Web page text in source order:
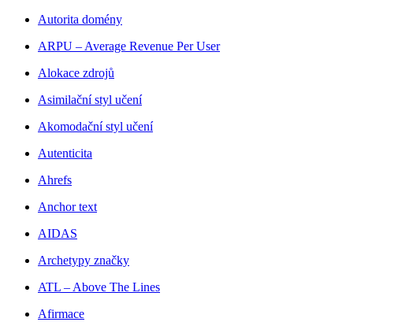
Autorita domény
ARPU – Average Revenue Per User
Alokace zdrojů
Asimilační styl učení
Akomodační styl učení
Autenticita
Ahrefs
Anchor text
AIDAS
Archetypy značky
ATL – Above The Lines
Afirmace